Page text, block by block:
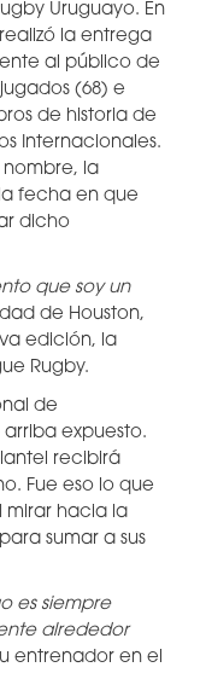
Uruguayo. En
la entrega
al público de
(68) e
de historia de
Internacionales.
nombre, la
fecha en que
dicho
que soy un
de Houston,
edición, la
Rugby.
de
expuesto.
recibirá
Fue eso lo que
mirar hacia la
sumar a sus
es siempre
alrededor
entrenador en el